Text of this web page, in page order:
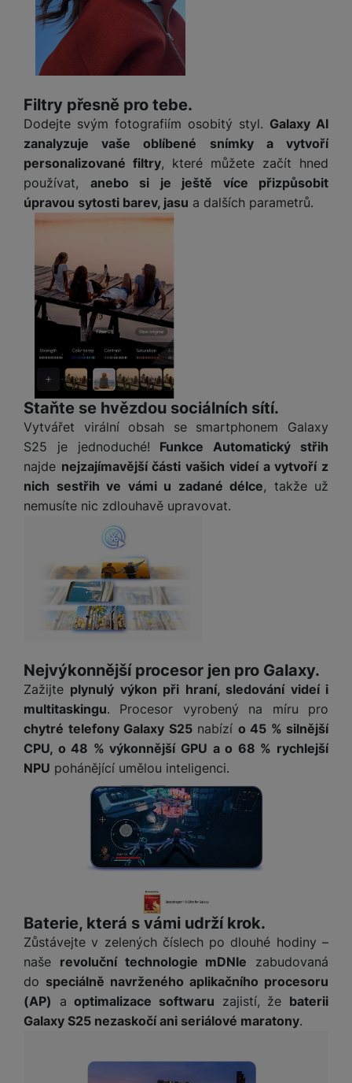
í
a
č
ít
a
é
ž
i
d
e
H
e
r
ní
m
y
ši
n
í
a
p
a
č
o
v
é
s
r
k
l
á
v
r
á
k
p
t
v
i
z
e
R
á
m
e
č
k
y
p
a
m
e
T
A
u
i
o
v
i
e
k
l
y
t
v
é
o
r
k
y
P
w
e
r
b
a
n
k
y
v
ě
a
ví
z
a
ří
z
e
ní
P
w
r
k
y
s
r
y
n
ě
v
k
r
t
y
M
S
D
H
C
M
ic
r
o
S
D
X
C
S
t
u
s
y
M
ul
ti
m
é
di
J
e
á
z
o
v
a
t
e
ri
e
P
p
r
o
a
u
t
Filtry přesně pro tebe.
Dodejte svým fotografiím osobitý styl. Galaxy AI
zanalyzuje vaše oblíbené snímky a vytvoří
personalizované filtry, které můžete začít hned
používat, anebo si je ještě více přizpůsobit
úpravou sytosti barev, jasu a dalších parametrů.
Staňte se hvězdou sociálních sítí.
Vytvářet virální obsah se smartphonem Galaxy
S25 je jednoduché! Funkce Automatický střih
najde nejzajímavější části vašich videí a vytvoří z
nich sestřih ve vámi u zadané délce, takže už
nemusíte nic zdlouhavě upravovat.
Nejvýkonnější procesor jen pro Galaxy.
Zažijte plynulý výkon při hraní, sledování videí i
multitaskingu. Procesor vyrobený na míru pro
chytré telefony Galaxy S25nabízí o 45 % silnější
CPU, o 48 % výkonnější GPU a o 68 % rychlejší
NPU pohánějící umělou inteligenci.
Baterie, která s vámi udrží krok.
Zůstávejte v zelených číslech po dlouhé hodiny –
naše revoluční technologie mDNIe zabudovaná
do speciálně navrženého aplikačního procesoru
(AP) aoptimalizace softwaru zajistí, že baterii
Galaxy S25 nezaskočí ani seriálové maratony.